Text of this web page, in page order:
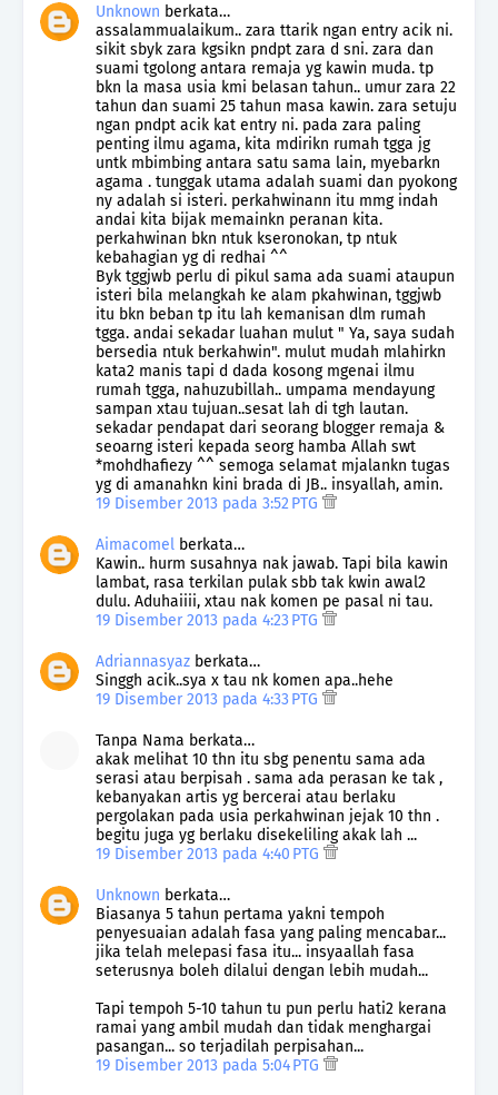
Unknown berkata…
assalammualaikum.. zara ttarik ngan entry acik ni.
sikit sbyk zara kgsikn pndpt zara d sni. zara dan
suami tgolong antara remaja yg kawin muda. tp
bkn la masa usia kmi belasan tahun.. umur zara 22
tahun dan suami 25 tahun masa kawin. zara setuju
ngan pndpt acik kat entry ni. pada zara paling
penting ilmu agama, kita mdirikn rumah tgga jg
untk mbimbing antara satu sama lain, myebarkn
agama . tunggak utama adalah suami dan pyokong
ny adalah si isteri. perkahwinann itu mmg indah
andai kita bijak memainkn peranan kita.
perkahwinan bkn ntuk kseronokan, tp ntuk
kebahagian yg di redhai ^^
Byk tggjwb perlu di pikul sama ada suami ataupun
isteri bila melangkah ke alam pkahwinan, tggjwb
itu bkn beban tp itu lah kemanisan dlm rumah
tgga. andai sekadar luahan mulut " Ya, saya sudah
bersedia ntuk berkahwin". mulut mudah mlahirkn
kata2 manis tapi d dada kosong mgenai ilmu
rumah tgga, nahuzubillah.. umpama mendayung
sampan xtau tujuan..sesat lah di tgh lautan.
sekadar pendapat dari seorang blogger remaja &
seoarng isteri kepada seorg hamba Allah swt
*mohdhafiezy ^^ semoga selamat mjalankn tugas
yg di amanahkn kini brada di JB.. insyallah, amin.
19 Disember 2013 pada 3:52 PTG
Aimacomel berkata…
Kawin.. hurm susahnya nak jawab. Tapi bila kawin
lambat, rasa terkilan pulak sbb tak kwin awal2
dulu. Aduhaiiii, xtau nak komen pe pasal ni tau.
19 Disember 2013 pada 4:23 PTG
Adriannasyaz berkata…
Singgh acik..sya x tau nk komen apa..hehe
19 Disember 2013 pada 4:33 PTG
Tanpa Nama berkata…
akak melihat 10 thn itu sbg penentu sama ada
serasi atau berpisah . sama ada perasan ke tak ,
kebanyakan artis yg bercerai atau berlaku
pergolakan pada usia perkahwinan jejak 10 thn .
begitu juga yg berlaku disekeliling akak lah ...
19 Disember 2013 pada 4:40 PTG
Unknown berkata…
Biasanya 5 tahun pertama yakni tempoh
penyesuaian adalah fasa yang paling mencabar...
jika telah melepasi fasa itu... insyaallah fasa
seterusnya boleh dilalui dengan lebih mudah...
Tapi tempoh 5-10 tahun tu pun perlu hati2 kerana
ramai yang ambil mudah dan tidak menghargai
pasangan... so terjadilah perpisahan...
19 Disember 2013 pada 5:04 PTG